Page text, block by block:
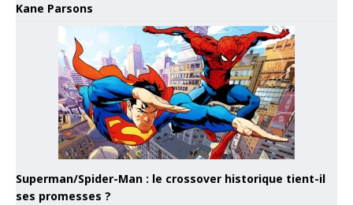
Kane Parsons
Superman/Spider-Man : le crossover historique tient-il
ses promesses ?